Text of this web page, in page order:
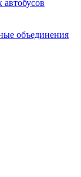
объединения